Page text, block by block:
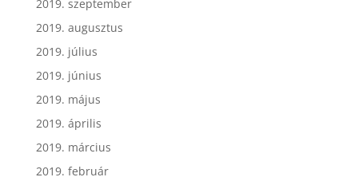
2019. szeptember
2019. augusztus
2019. július
2019. június
2019. május
2019. április
2019. március
2019. február